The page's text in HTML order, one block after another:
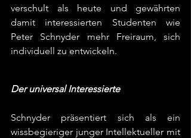
verschult als heute und gewährten
damit interessierten Studenten wie
Peter Schnyder mehr Freiraum, sich
individuell zu entwickeln.
Der universal Interessierte
Schnyder präsentiert sich als ein
wissbegieriger junger Intellektueller mit